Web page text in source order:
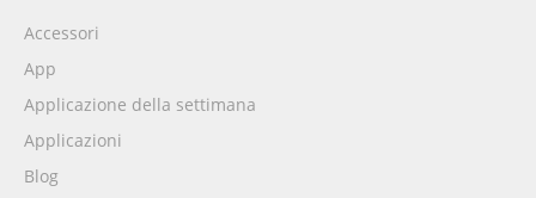
Accessori
App
Applicazione della settimana
Applicazioni
Blog